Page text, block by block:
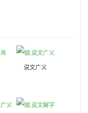
说文广义